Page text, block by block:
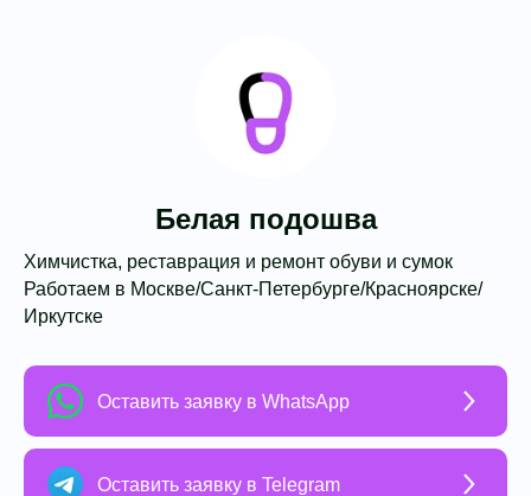
Белая подошва
Химчистка, реставрация и ремонт обуви и сумок
Работаем в Москве/Санкт-Петербурге/Красноярске/
Иркутске
Оставить заявку в WhatsApp
Оставить заявку в Telegram